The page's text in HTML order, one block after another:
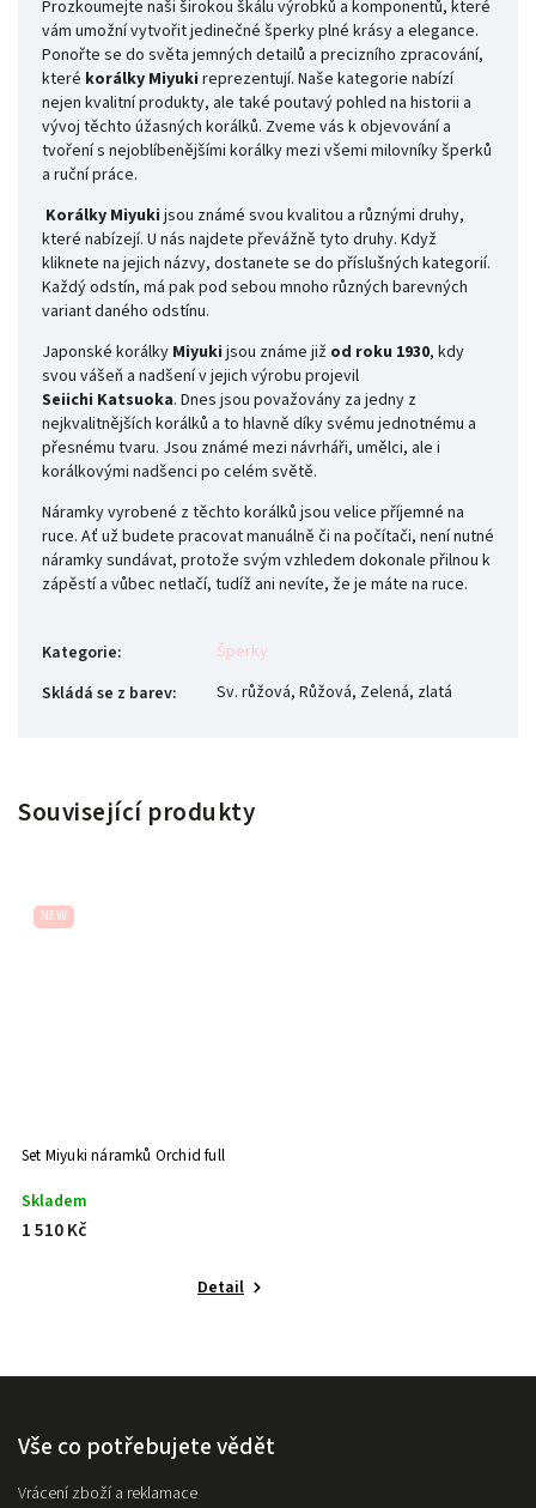
Prozkoumejte naši širokou škálu výrobků a komponentů, které
vám umožní vytvořit jedinečné šperky plné krásy a elegance.
Ponořte se do světa jemných detailů a precizního zpracování,
které korálky Miyuki reprezentují. Naše kategorie nabízí
nejen kvalitní produkty, ale také poutavý pohled na historii a
vývoj těchto úžasných korálků. Zveme vás k objevování a
tvoření s nejoblíbenějšími korálky mezi všemi milovníky šperků
a ruční práce.
Korálky Miyuki jsou známé svou kvalitou a různými druhy,
které nabízejí. U nás najdete převážně tyto druhy. Když
kliknete na jejich názvy, dostanete se do příslušných kategorií.
Každý odstín, má pak pod sebou mnoho různých barevných
variant daného odstínu.
Japonské korálky Miyuki jsou známe již od roku 1930, kdy
svou vášeň a nadšení v jejich výrobu projevil
Seiichi Katsuoka. Dnes jsou považovány za jedny z
nejkvalitnějších korálků a to hlavně díky svému jednotnému a
přesnému tvaru. Jsou známé mezi návrháři, umělci, ale i
korálkovými nadšenci po celém světě.
Náramky vyrobené z těchto korálků jsou velice příjemné na
ruce. Ať už budete pracovat manuálně či na počítači, není nutné
náramky sundávat, protože svým vzhledem dokonale přilnou k
zápěstí a vůbec netlačí, tudíž ani nevíte, že je máte na ruce.
Kategorie:
Šperky
Skládá se z barev: Sv. růžová, Růžová, Zelená, zlatá
Související produkty
NEW
Set Miyuki náramků Orchid full
Skladem
1 510 Kč
Detail
Vše co potřebujete vědět
Vrácení zboží a reklamace